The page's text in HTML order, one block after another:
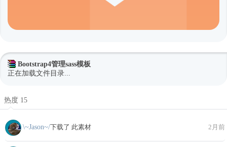
Bootstrap4管理sass模板
正在加载文件目录...
热度 15
\~Jason~/下载了 此素材 2月前